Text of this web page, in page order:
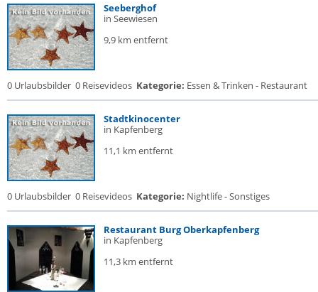
Seeberghof
in Seewiesen
9,9 km entfernt
0 Urlaubsbilder 0 Reisevideos Kategorie: Essen & Trinken - Restaurant
Stadtkinocenter
in Kapfenberg
11,1 km entfernt
0 Urlaubsbilder 0 Reisevideos Kategorie: Nightlife - Sonstiges
Restaurant Burg Oberkapfenberg
in Kapfenberg
11,3 km entfernt